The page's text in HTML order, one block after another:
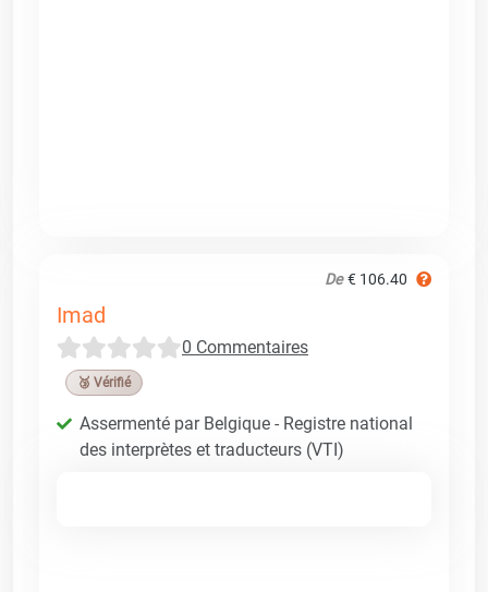
De € 106.40
Imad
0 Commentaires
🥉 Vérifié
Assermenté par Belgique - Registre national
des interprètes et traducteurs (VTI)